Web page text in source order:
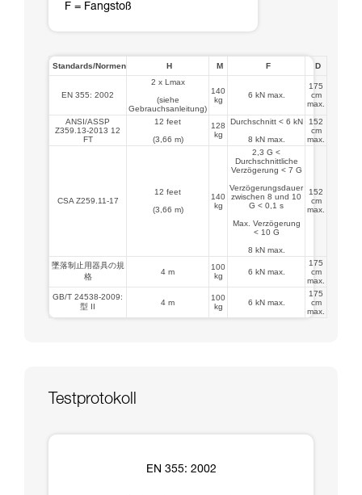
F = Fangstoß
Standards/Normen H M F D
EN 355: 2002
2 x Lmax
(siehe
Gebrauchsanleitung)
140
kg
6 kN max.
175
cm
max.
ANSI/ASSP
Z359.13-2013 12
FT
12 feet
(3,66 m)
128
kg
Durchschnitt < 6 kN
8 kN max.
152
cm
max.
CSA Z259.11-17
12 feet
(3,66 m)
140
kg
2,3 G <
Durchschnittliche
Verzögerung < 7 G
Verzögerungsdauer
zwischen 8 und 10
G < 0,1 s
Max. Verzögerung
< 10 G
8 kN max.
152
cm
max.
墜落制止用器具の規
格
4 m
100
kg
6 kN max.
175
cm
max.
GB/T 24538-2009:
型 II
4 m
100
kg
6 kN max.
175
cm
max.
Testprotokoll
EN 355: 2002